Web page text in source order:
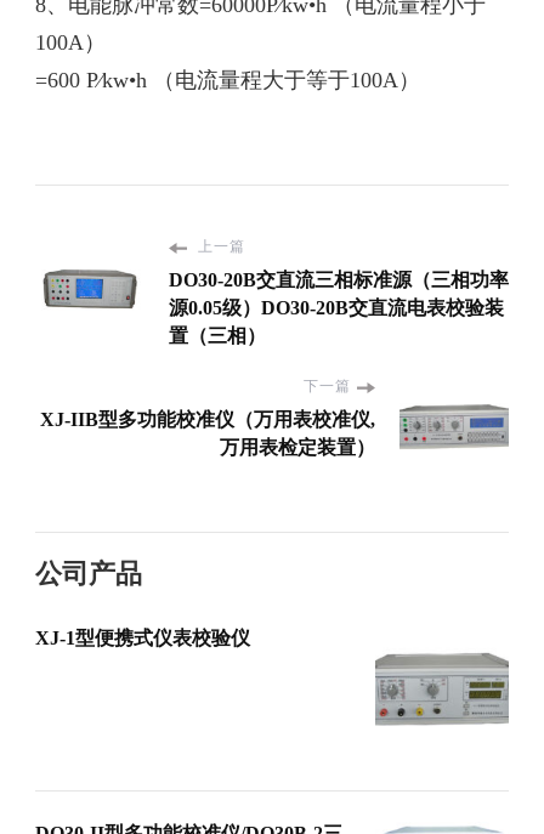
8、电能脉冲常数=60000P∕kw•h （电流量程小于
100A）
=600 P∕kw•h （电流量程大于等于100A）
上一篇
DO30-20B交直流三相标准源（三相功率
源0.05级）DO30-20B交直流电表校验装
置（三相）
下一篇
XJ-IIB型多功能校准仪（万用表校准仪,
万用表检定装置）
公司产品
XJ-1型便携式仪表校验仪